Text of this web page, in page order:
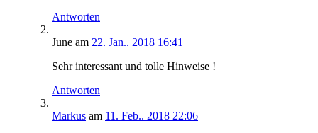
Antworten
June am 22. Jan.. 2018 16:41
Sehr interessant und tolle Hinweise !
Antworten
Markus am 11. Feb.. 2018 22:06